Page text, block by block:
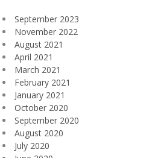
September 2023
November 2022
August 2021
April 2021
March 2021
February 2021
January 2021
October 2020
September 2020
August 2020
July 2020